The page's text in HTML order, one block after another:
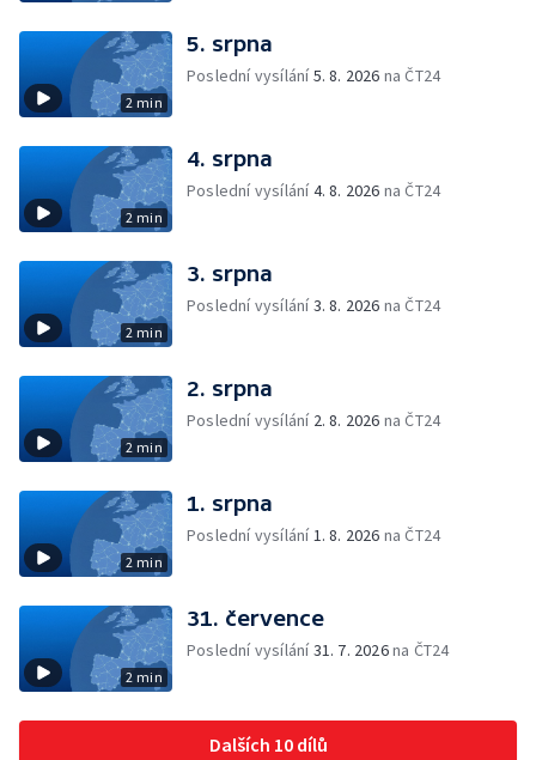
2 min
5. srpna
Poslední vysílání5. 8. 2026 na ČT24
2 min
4. srpna
Poslední vysílání4. 8. 2026 na ČT24
2 min
3. srpna
Poslední vysílání3. 8. 2026 na ČT24
2 min
2. srpna
Poslední vysílání 2. 8. 2026 na ČT24
2 min
1. srpna
Poslední vysílání1. 8. 2026 na ČT24
2 min
31. července
Poslední vysílání31. 7. 2026na ČT24
Dalších 10 dílů